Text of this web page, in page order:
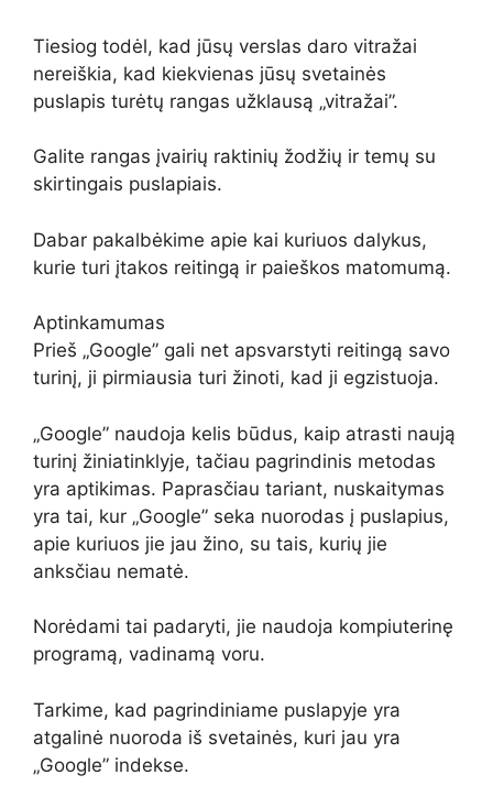
Tiesiog todėl, kad jūsų verslas daro vitražai
nereiškia, kad kiekvienas jūsų svetainės
puslapis turėtų rangas užklausą „vitražai”.
Galite rangas įvairių raktinių žodžių ir temų su
skirtingais puslapiais.
Dabar pakalbėkime apie kai kuriuos dalykus,
kurie turi įtakos reitingą ir paieškos matomumą.
Aptinkamumas
Prieš „Google” gali net apsvarstyti reitingą savo
turinį, ji pirmiausia turi žinoti, kad ji egzistuoja.
„Google” naudoja kelis būdus, kaip atrasti naują
turinį žiniatinklyje, tačiau pagrindinis metodas
yra aptikimas. Paprasčiau tariant, nuskaitymas
yra tai, kur „Google” seka nuorodas į puslapius,
apie kuriuos jie jau žino, su tais, kurių jie
anksčiau nematė.
Norėdami tai padaryti, jie naudoja kompiuterinę
programą, vadinamą voru.
Tarkime, kad pagrindiniame puslapyje yra
atgalinė nuoroda iš svetainės, kuri jau yra
„Google” indekse.